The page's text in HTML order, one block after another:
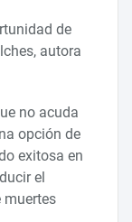
de
autora
no acuda
opción de
exitosa en
el
muertes